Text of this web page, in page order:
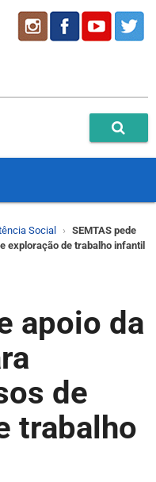
Social
SEMTAS pede
exploração de trabalho infantil
apoio da
de
trabalho